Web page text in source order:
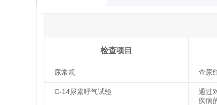
检查项目
尿常规 查尿
C-14尿素呼气试验
通过
疾病